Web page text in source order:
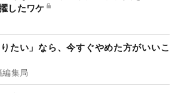
したワケ
りたい」なら、今すぐやめた方がいいこ
集局